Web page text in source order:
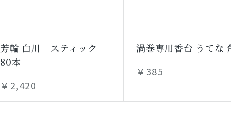
芳輪 白川 スティック
80本
￥2,420
渦巻専用香台 うてな
￥385